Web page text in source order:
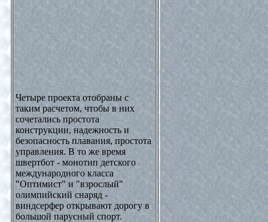
Четыре проекта отобраны с
таким расчетом, чтобы в них
сочетались простота
конструкции, надежность и
безопасность плавания, простота
управления. В то же время
швертбот - монотип детского
международного класса
"Оптимист" и "взрослый"
олимпийский снаряд -
виндсерфер открывают дорогу в
большой парусный спорт.